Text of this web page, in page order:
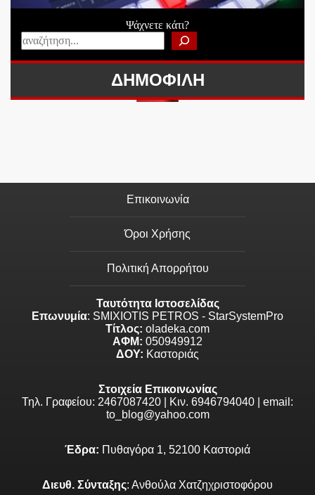
Ψάχνετε κάτι?
ΔΗΜΟΦΙΛΗ
Επικοινωνία
Όροι Χρήσης
Πολιτική Απορρήτου
Ταυτότητα Ιστοσελίδας
Επωνυμία: SMIXIOTIS PETROS - StarSystemPro
Τίτλος: oladeka.com
ΑΦΜ: 050949912
ΔΟΥ: Καστοριάς
Στοιχεία Επικοινωνίας
Τηλ. Γραφείου: 2467087420 | Κιν. 6946794040 | email:
to_blog@yahoo.com
Έδρα: Πυθαγόρα 1, 52100 Καστοριά
Διευθ. Σύνταξης: Ανθούλα Χατζηχριστοφόρου